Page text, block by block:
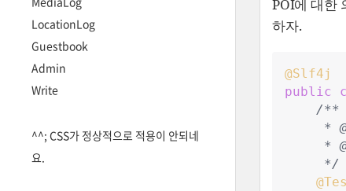
LocationLog
Guestbook
Admin
Write
^^; CSS가 정상적으로 적용이 안되네
요.
POI에 대한
하자.
@Slf4j
public
/**
*
*
*/